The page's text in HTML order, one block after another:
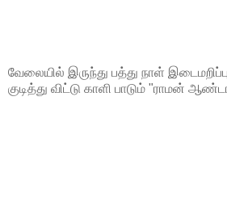
வேலையில் இருந்து பத்து நாள்
குடித்து விட்டு காளி பாடும் "ராமன்